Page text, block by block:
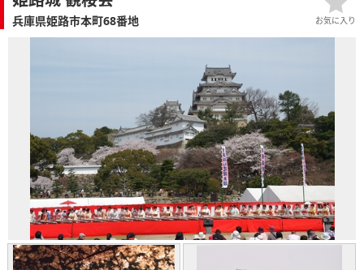
兵庫県姫路市本町68番地 お気に入り